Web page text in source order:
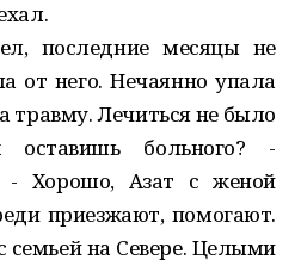
последние месяцы не
от него. Нечаянно упала
травму. Лечиться не было
больного? -
- Хорошо, Азат с женой
приезжают, помогают.
на Севере. Целыми